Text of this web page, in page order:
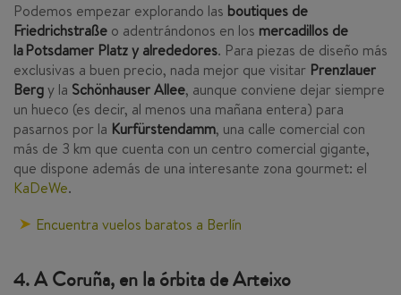
Podemos empezar explorando las boutiques de
Friedrichstraße o adentrándonos en los mercadillos de
la Potsdamer Platz y alrededores. Para piezas de diseño más
exclusivas a buen precio, nada mejor que visitar Prenzlauer
Bergy la Schönhauser Allee, aunque conviene dejar siempre
un hueco (es decir, al menos una mañana entera) para
pasarnos por la Kurfürstendamm, una calle comercial con
más de 3 km que cuenta con un centro comercial gigante,
que dispone además de una interesante zona gourmet: el
KaDeWe.
Encuentra vuelos baratos a Berlín
4. A Coruña, en la órbita de Arteixo